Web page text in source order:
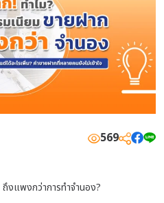
569
ถึงแพงกว่าการทำจำนอง?